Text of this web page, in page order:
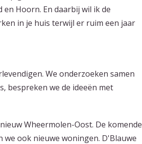
Hoorn. En daarbij wil ik de
in je huis terwijl er ruim een jaar
We onderzoeken samen
bespreken we de ideeën met
Wheermolen-Oost. De komende
ook nieuwe woningen. D'Blauwe